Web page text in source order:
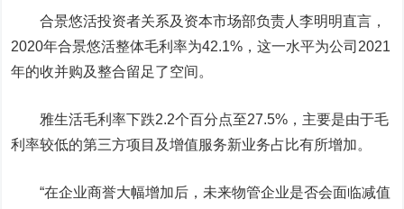
合景悠活投资者关系及资本市场部负责人李明明直言，
2020年合景悠活整体毛利率为42.1%，这一水平为公司2021
年的收并购及整合留足了空间。
雅生活毛利率下跌2.2个百分点至27.5%，主要是由于毛
利率较低的第三方项目及增值服务新业务占比有所增加。
“在企业商誉大幅增加后，未来物管企业是否会面临减值